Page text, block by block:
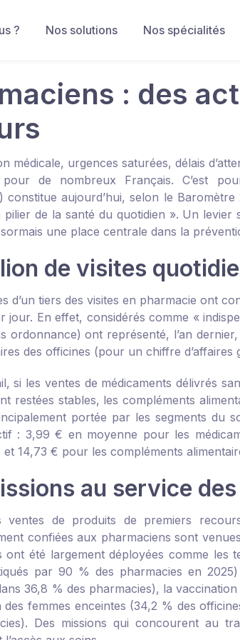
? Nos solutions Nos spécialités
: des
médicale, urgences saturées, délais
pour de nombreux Français. C’est
constitue aujourd’hui, selon le
de la santé du quotidien ». Un
une place centrale dans la
de visites
d’un tiers des visites en pharmacie ont
jour. En effet, considérés comme «
ordonnance) ont représenté, l’an
des officines (pour un chiffre d’affaires
si les ventes de médicaments délivrés
restées stables, les compléments
portée par les segments du
: 3,99 € en moyenne pour les
14,73 € pour les compléments
au service
ventes de produits de premiers
confiées aux pharmaciens sont
ont été largement déployées comme les
par 90 % des pharmacies en
36,8 % des pharmacies), la
des femmes enceintes (34,2 % des
Des missions qui concourent au